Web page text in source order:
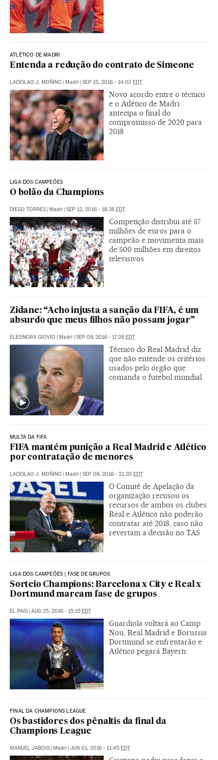
ATLÉTICO DE MADRI
Entenda a redução do contrato de Simeone
LADISLAO J. MOÑINO | Madri | SEP 15, 2016 - 14:02 EDT
Novo acordo entre o técnico
e o Atlético de Madri
antecipa o final do
compromisso de 2020 para
2018
LIGA DOS CAMPEÕES
O bolão da Champions
DIEGO TORRES | Madri | SEP 12, 2016 - 18:38 EDT
Competição distribui até 57
milhões de euros para o
campeão e movimenta mais
de 500 milhões em direitos
televisivos
Zidane: “Acho injusta a sanção da FIFA, é um
absurdo que meus filhos não possam jogar”
ELEONORA GIOVIO Madri SEP 09, 2016 - 17:28 EDT
Técnico do Real Madrid diz
que não entende os critérios
usados pelo órgão que
comanda o futebol mundial
MULTA DA FIFA
FIFA mantém punição a Real Madrid e Atlético
por contratação de menores
LADISLAO J. MOÑINO Madri SEP 08, 2016 - 21:20 EDT
O Comitê de Apelação da
organização recusou os
recursos de ambos os clubes
Real e Atlético não poderão
contratar até 2018, caso não
revertam a decisão no TAS
LIGA DOS CAMPEÕES | FASE DE GRUPOS
Sorteio Champions: Barcelona x City e Real x
Dortmund marcam fase de grupos
EL PAÍS AUG 25, 2016 - 15:15 EDT
Guardiola voltará ao Camp
Nou, Real Madrid e Borussia
Dortmund se enfrentarão e
Atlético pegará Bayern
FINAL DA CHAMPIONS LEAGUE
Os bastidores dos pênaltis da final da
Champions League
MANUEL JABOIS Madri JUN 01, 2016 - 11:45 EDT